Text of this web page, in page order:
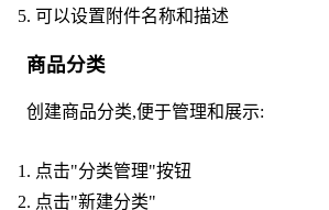
可以设置附件名称和描述
商品分类
创建商品分类,便于管理和展示:
点击"分类管理"按钮
点击"新建分类"